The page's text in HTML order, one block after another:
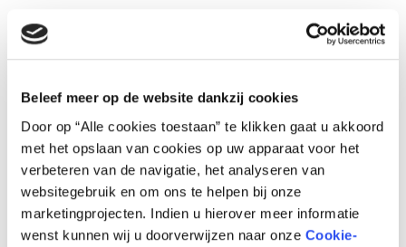
Beleef meer op de website dankzij cookies
Door op “Alle cookies toestaan” te klikken gaat u akkoord
met het opslaan van cookies op uw apparaat voor het
verbeteren van de navigatie, het analyseren van
websitegebruik en om ons te helpen bij onze
marketingprojecten. Indien u hierover meer informatie
wenst kunnen wij u doorverwijzen naar onze Cookie-